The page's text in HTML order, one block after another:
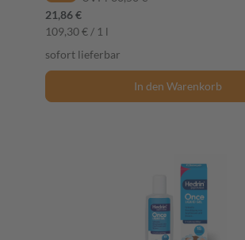
21,86 €
109,30 € / 1 l
sofort lieferbar
In den Warenkorb